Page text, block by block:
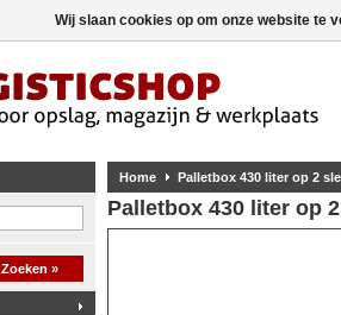
Zoeken »
Home Palletbox 430 liter op 2
Palletbox 430 liter op
Wij slaan cookies op om onze website te